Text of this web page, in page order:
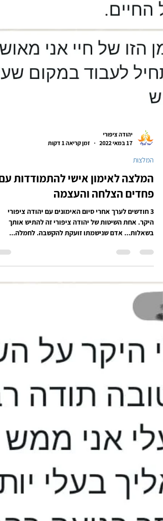
המלצות
המלצה לאימון אישי להתמודדות
פחדים הצלחה והעצמה
3 חודשים לערך אחרי סיום האימונים עם יהודה ציפורי
בשאלות... אדם שנישמתו זועקת להקשבה. לחמלה...